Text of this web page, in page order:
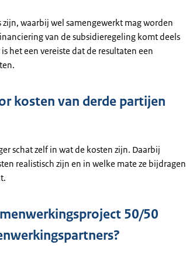
waarbij wel samengewerkt mag worden
van de subsidieregeling komt deels
het een vereiste dat de resultaten een
kosten van derde partijen
schat zelf in wat de kosten zijn. Daarbij
realistisch zijn en in welke mate ze bijdragen
50/50